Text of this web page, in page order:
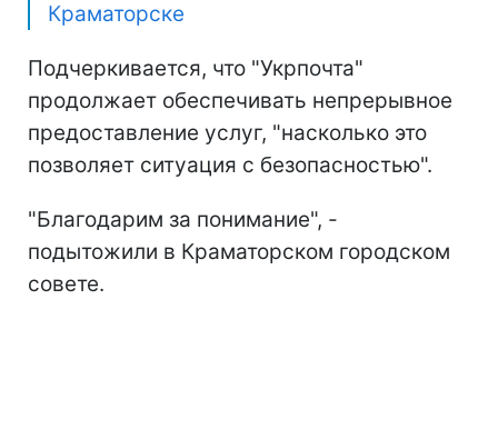
Краматорске
Подчеркивается, что "Укрпочта"
продолжает обеспечивать непрерывное
предоставление услуг, "насколько это
позволяет ситуация с безопасностью".
"Благодарим за понимание", -
подытожили в Краматорском городском
совете.